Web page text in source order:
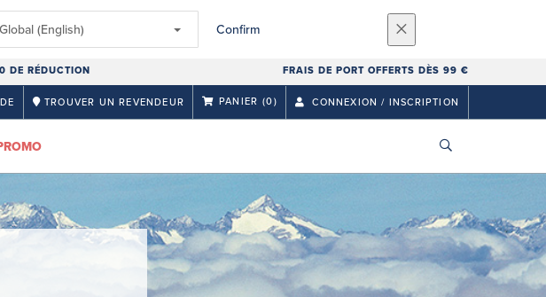
Global (English) Confirm
DE RÉDUCTION FRAIS DE PORT OFFERTS DÈS 99 €
TROUVER UN REVENDEUR PANIER (0) CONNEXION / INSCRIPTION